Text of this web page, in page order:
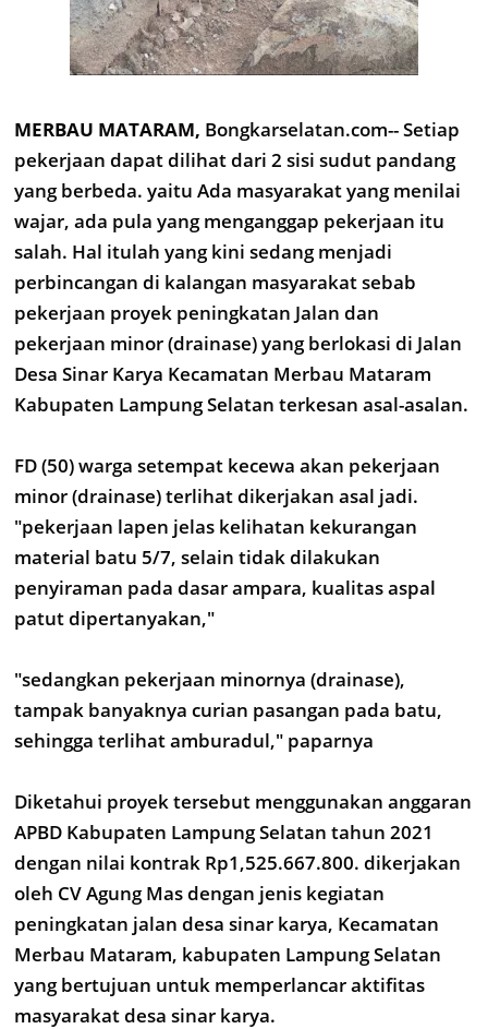
MERBAU MATARAM, Bongkarselatan.com-- Setiap
pekerjaan dapat dilihat dari 2 sisi sudut pandang
yang berbeda. yaitu Ada masyarakat yang menilai
wajar, ada pula yang menganggap pekerjaan itu
salah. Hal itulah yang kini sedang menjadi
perbincangan di kalangan masyarakat sebab
pekerjaan proyek peningkatan Jalan dan
pekerjaan minor (drainase) yang berlokasi di Jalan
Desa Sinar Karya Kecamatan Merbau Mataram
Kabupaten Lampung Selatan terkesan asal-asalan.
FD (50) warga setempat kecewa akan pekerjaan
minor (drainase) terlihat dikerjakan asal jadi.
"pekerjaan lapen jelas kelihatan kekurangan
material batu 5/7, selain tidak dilakukan
penyiraman pada dasar ampara, kualitas aspal
patut dipertanyakan,"
"sedangkan pekerjaan minornya (drainase),
tampak banyaknya curian pasangan pada batu,
sehingga terlihat amburadul," paparnya
Diketahui proyek tersebut menggunakan anggaran
APBD Kabupaten Lampung Selatan tahun 2021
dengan nilai kontrak Rp1,525.667.800. dikerjakan
oleh CV Agung Mas dengan jenis kegiatan
peningkatan jalan desa sinar karya, Kecamatan
Merbau Mataram, kabupaten Lampung Selatan
yang bertujuan untuk memperlancar aktifitas
masyarakat desa sinar karya.